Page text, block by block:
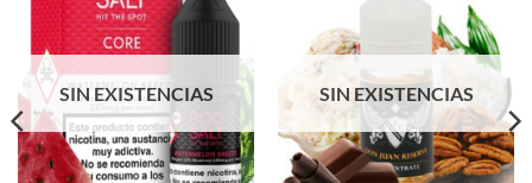
SIN EXISTENCIAS SIN EXISTENCIAS